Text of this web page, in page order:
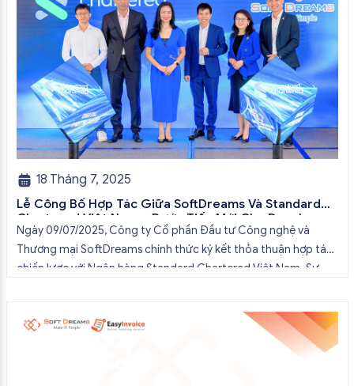
18 Tháng 7, 2025
Lễ Công Bố Hợp Tác Giữa SoftDreams Và Standard
Chartered Việt Nam – Bước Tiến Mới Cho Doanh
Nghiệp Số
Ngày 09/07/2025, Công ty Cổ phần Đầu tư Công nghệ và
Thương mại SoftDreams chính thức ký kết thỏa thuận hợp tác
chiến lược với Ngân hàng Standard Chartered Việt Nam. Sự